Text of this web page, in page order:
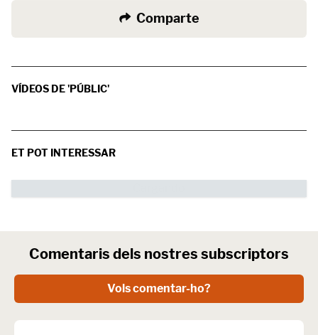
Comparte
VÍDEOS DE 'PÚBLIC'
ET POT INTERESSAR
Comentaris dels nostres subscriptors
Vols comentar-ho?